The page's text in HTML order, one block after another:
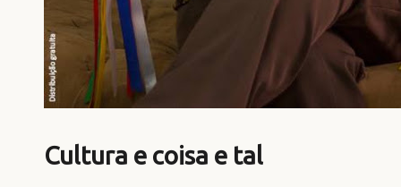
Cultura e coisa e tal